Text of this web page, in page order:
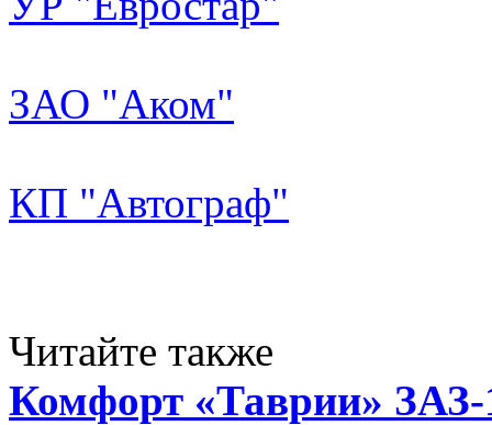
ЗАО "Аком"
КП "Автограф"
Читайте также
Комфорт «Таврии» ЗАЗ-